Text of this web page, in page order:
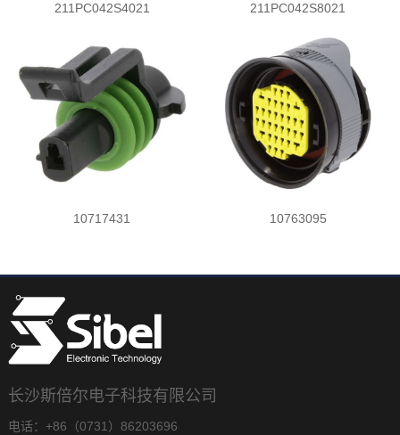
211PC042S4021 211PC042S8021
10717431 10763095
长沙斯倍尔电子科技有限公司
电话：+86（0731）86203696